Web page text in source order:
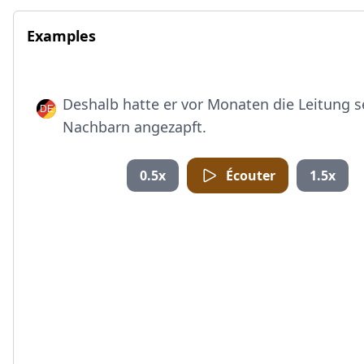
Examples
Deshalb hatte er vor Monaten die Leitung
Nachbarn angezapft.
0.5x Écouter 1.5x